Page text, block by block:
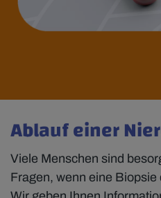
Ablauf einer
Viele Menschen sind
Fragen, wenn eine